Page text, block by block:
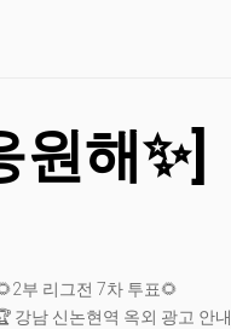
해✨]
부 리그전 7차 투표🌻
강남 신논현역 옥외 광고 안내